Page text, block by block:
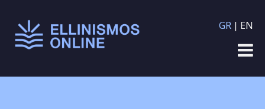
κυρίως περιεχόμενο
GR EN